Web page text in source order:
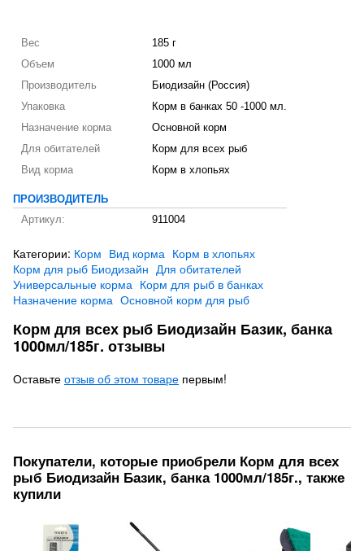
Вес
185 г
Объем
1000 мл
Производитель
Биодизайн (Россия)
Упаковка
Корм в банках 50 -1000 мл.
Назначение корма
Основной корм
Для обитателей
Корм для всех рыб
Вид корма
Корм в хлопьях
ПРОИЗВОДИТЕЛЬ
Артикул:
911004
Категории: Корм Вид корма Корм в хлопьях
Корм для рыб Биодизайн Для обитателей
Универсальные корма Корм для рыб в банках
Назначение корма Основной корм для рыб
Корм для всех рыб Биодизайн Базик, банка
1000мл/185г. отзывы
Оставьте отзыв об этом товаре первым!
Покупатели, которые приобрели Корм для всех
рыб Биодизайн Базик, банка 1000мл/185г., также
купили